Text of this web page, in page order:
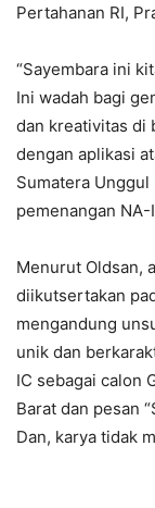
Pertahanan RI,
“Sayembara ini
Ini wadah bagi
dan kreativitas di
dengan aplikasi
Sumatera Unggul
pemenangan
Menurut Oldsan,
diikutsertakan
mengandung
unik dan
IC sebagai calon
Barat dan pesan
Dan, karya tidak